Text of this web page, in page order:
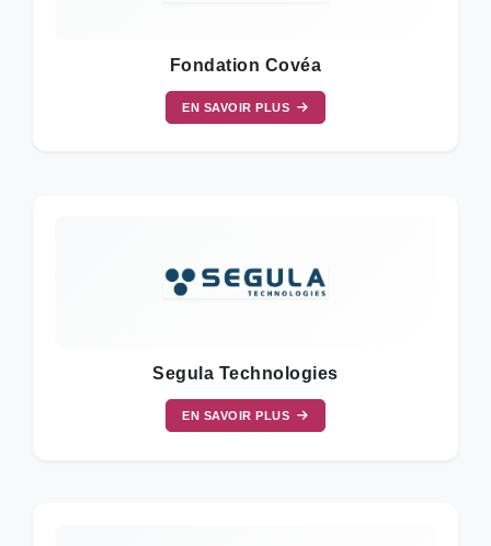
Fondation Covéa
EN SAVOIR PLUS
Segula Technologies
EN SAVOIR PLUS